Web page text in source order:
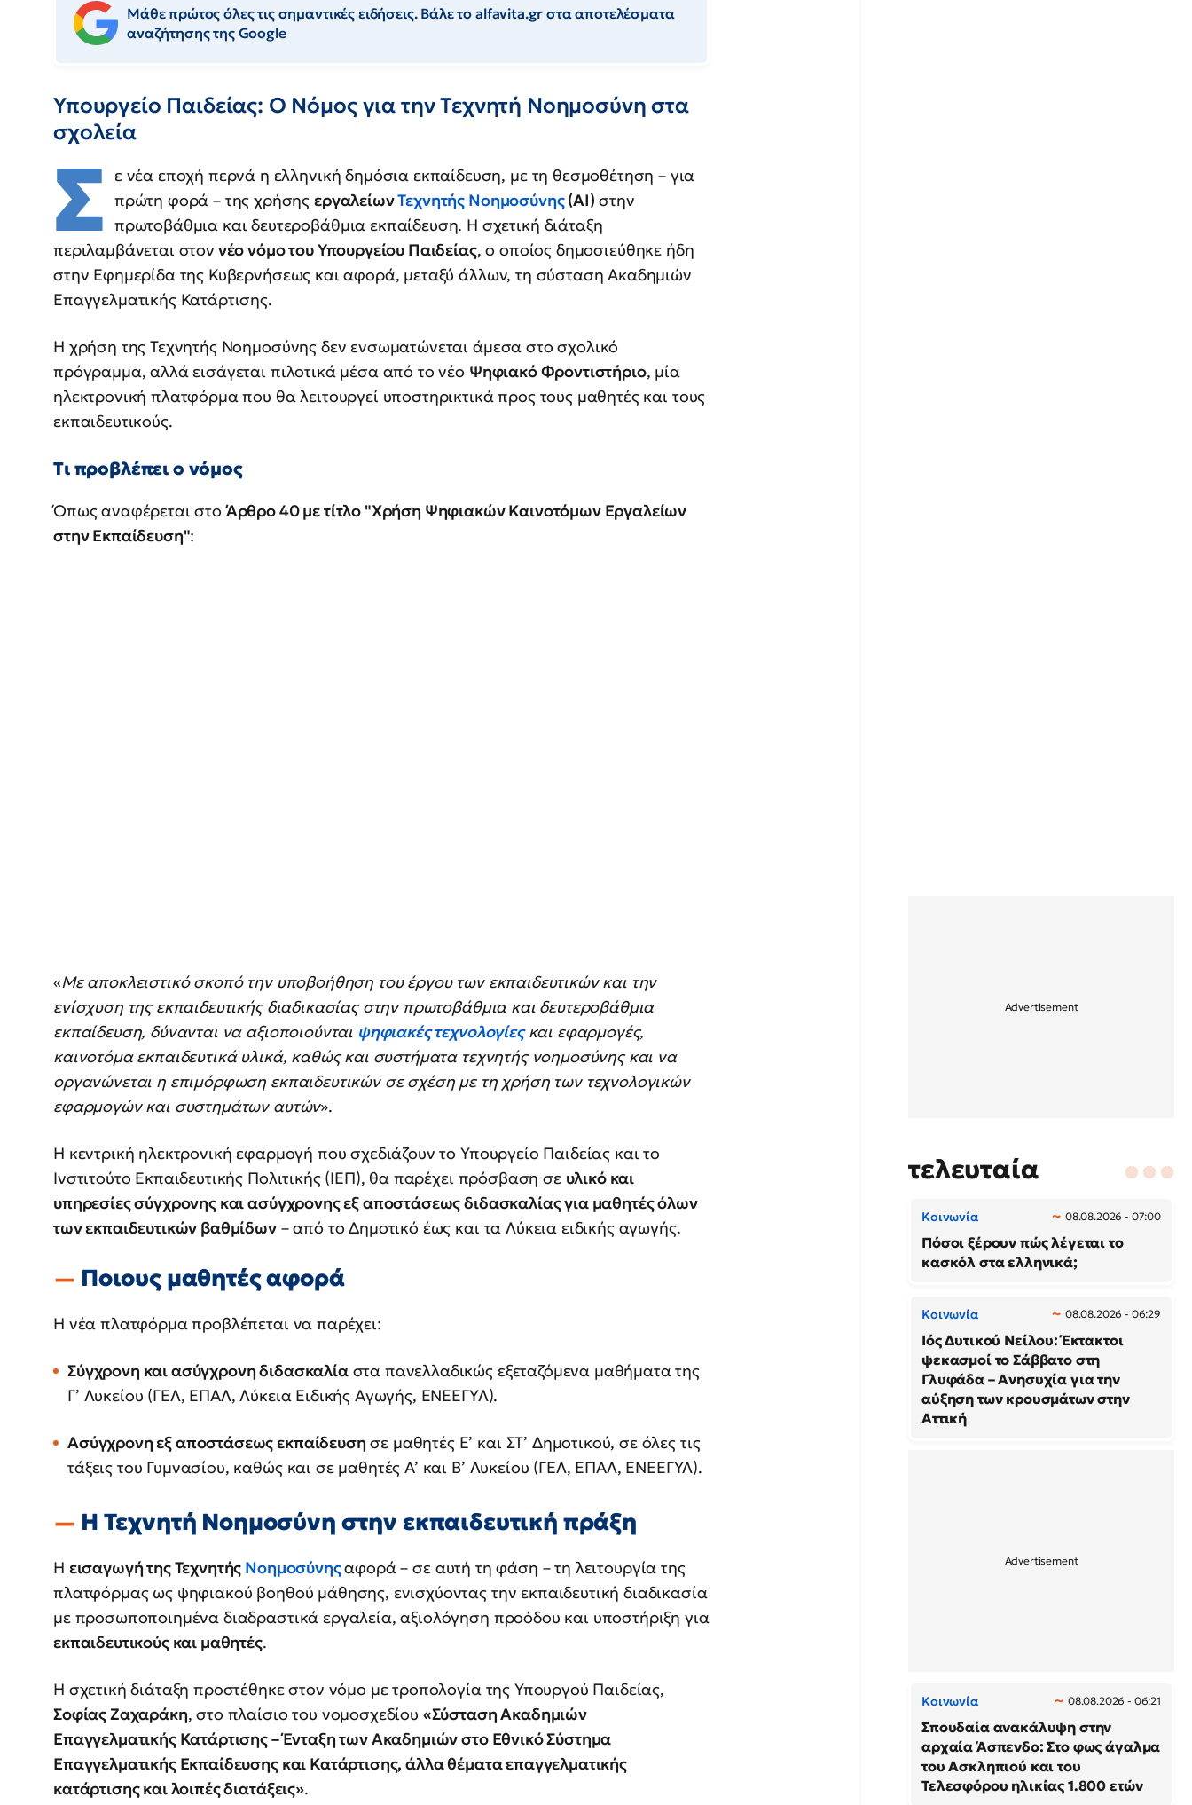
Μάθε πρώτος όλες τις σημαντικές ειδήσεις. Βάλε το alfavita.gr στα αποτελέσματα
αναζήτησης της Google
Υπουργείο Παιδείας: Ο Νόμος για την Τεχνητή Νοημοσύνη στα
σχολεία
Σ ε νέα εποχή περνά η ελληνική δημόσια εκπαίδευση, με τη θεσμοθέτηση – για
πρώτη φορά – της χρήσηςεργαλείωνΤεχνητής Νοημοσύνης(AI) στην
πρωτοβάθμια και δευτεροβάθμια εκπαίδευση. Η σχετική διάταξη
περιλαμβάνεται στον νέο νόμο του Υπουργείου Παιδείας, ο οποίος δημοσιεύθηκε ήδη
στην Εφημερίδα της Κυβερνήσεως και αφορά, μεταξύ άλλων, τη σύσταση Ακαδημιών
Επαγγελματικής Κατάρτισης.
Η χρήση της Τεχνητής Νοημοσύνης δεν ενσωματώνεται άμεσα στο σχολικό
πρόγραμμα, αλλά εισάγεται πιλοτικά μέσα από το νέο Ψηφιακό Φροντιστήριο, μία
ηλεκτρονική πλατφόρμα που θα λειτουργεί υποστηρικτικά προς τους μαθητές και τους
εκπαιδευτικούς.
Τι προβλέπει ο νόμος
Όπως αναφέρεται στοΆρθρο 40 με τίτλο "Χρήση Ψηφιακών Καινοτόμων Εργαλείων
στην Εκπαίδευση":
«Με αποκλειστικό σκοπό την υποβοήθηση του έργου των εκπαιδευτικών και την
ενίσχυση της εκπαιδευτικής διαδικασίας στην πρωτοβάθμια και δευτεροβάθμια
εκπαίδευση, δύνανται να αξιοποιούνται ψηφιακές τεχνολογίεςκαι εφαρμογές,
καινοτόμα εκπαιδευτικά υλικά, καθώς και συστήματα τεχνητής νοημοσύνης και να
οργανώνεται η επιμόρφωση εκπαιδευτικών σε σχέση με τη χρήση των τεχνολογικών
εφαρμογών και συστημάτων αυτών».
Η κεντρική ηλεκτρονική εφαρμογή που σχεδιάζουν το Υπουργείο Παιδείας και το
Ινστιτούτο Εκπαιδευτικής Πολιτικής (ΙΕΠ), θα παρέχει πρόσβαση σε υλικό και
υπηρεσίες σύγχρονης και ασύγχρονης εξ αποστάσεως διδασκαλίας για μαθητές όλων
των εκπαιδευτικών βαθμίδων– από το Δημοτικό έως και τα Λύκεια ειδικής αγωγής.
Ποιους μαθητές αφορά
Η νέα πλατφόρμα προβλέπεται να παρέχει:
Σύγχρονη και ασύγχρονη διδασκαλίαστα πανελλαδικώς εξεταζόμενα μαθήματα της
Γ’ Λυκείου (ΓΕΛ, ΕΠΑΛ, Λύκεια Ειδικής Αγωγής, ΕΝΕΕΓΥΛ).
Ασύγχρονη εξ αποστάσεως εκπαίδευση σε μαθητές Ε’ και ΣΤ’ Δημοτικού, σε όλες τις
τάξεις του Γυμνασίου, καθώς και σε μαθητές Α’ και Β’ Λυκείου (ΓΕΛ, ΕΠΑΛ, ΕΝΕΕΓΥΛ).
Η Τεχνητή Νοημοσύνη στην εκπαιδευτική πράξη
Η εισαγωγή της Τεχνητής Νοημοσύνηςαφορά – σε αυτή τη φάση – τη λειτουργία της
πλατφόρμας ως ψηφιακού βοηθού μάθησης, ενισχύοντας την εκπαιδευτική διαδικασία
με προσωποποιημένα διαδραστικά εργαλεία, αξιολόγηση προόδου και υποστήριξη για
εκπαιδευτικούς και μαθητές.
Η σχετική διάταξη προστέθηκε στον νόμο με τροπολογία της Υπουργού Παιδείας,
Σοφίας Ζαχαράκη, στο πλαίσιο του νομοσχεδίου «Σύσταση Ακαδημιών
Επαγγελματικής Κατάρτισης – Ένταξη των Ακαδημιών στο Εθνικό Σύστημα
Επαγγελματικής Εκπαίδευσης και Κατάρτισης, άλλα θέματα επαγγελματικής
κατάρτισης και λοιπές διατάξεις».
τελευταία
Κοινωνία 08.08.2026 - 07:00
Πόσοι ξέρουν πώς λέγεται το
κασκόλ στα ελληνικά;
Κοινωνία 08.08.2026 - 06:29
Ιός Δυτικού Νείλου: Έκτακτοι
ψεκασμοί το Σάββατο στη
Γλυφάδα – Ανησυχία για την
αύξηση των κρουσμάτων στην
Αττική
Κοινωνία 08.08.2026 - 06:21
Σπουδαία ανακάλυψη στην
αρχαία Άσπενδο: Στο φως άγαλμα
του Ασκληπιού και του
Τελεσφόρου ηλικίας 1.800 ετών